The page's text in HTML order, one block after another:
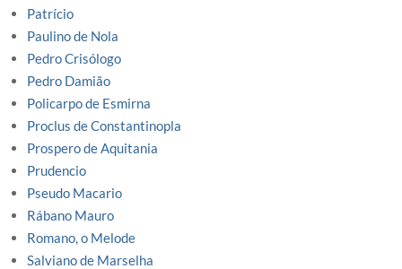
Patrício
Paulino de Nola
Pedro Crisólogo
Pedro Damião
Policarpo de Esmirna
Proclus de Constantinopla
Prospero de Aquitania
Prudencio
Pseudo Macario
Rábano Mauro
Romano, o Melode
Salviano de Marselha